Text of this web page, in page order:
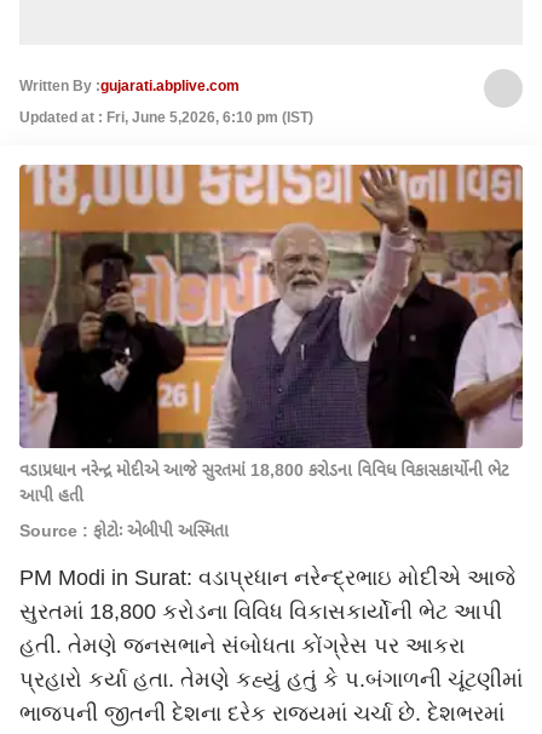
Written By :gujarati.abplive.com
Updated at : Fri, June 5,2026, 6:10 pm (IST)
વડાપ્રધાન નરેન્દ્ર મોદીએ આજે સુરતમાં 18,800 કરોડના વિવિધ વિકાસકાર્યોની ભેટ
આપી હતી
Source : ફોટોઃ એબીપી અસ્મિતા
PM Modi in Surat: વડાપ્રધાન નરેન્દ્રભાઇ મોદીએ આજે
સુરતમાં 18,800 કરોડના વિવિધ વિકાસકાર્યોની ભેટ આપી
હતી. તેમણે જનસભાને સંબોધતા કોંગ્રેસ પર આકરા
પ્રહારો કર્યા હતા. તેમણે કહ્યું હતું કે પ.બંગાળની ચૂંટણીમાં
ભાજપની જીતની દેશના દરેક રાજ્યમાં ચર્ચા છે. દેશભરમાં